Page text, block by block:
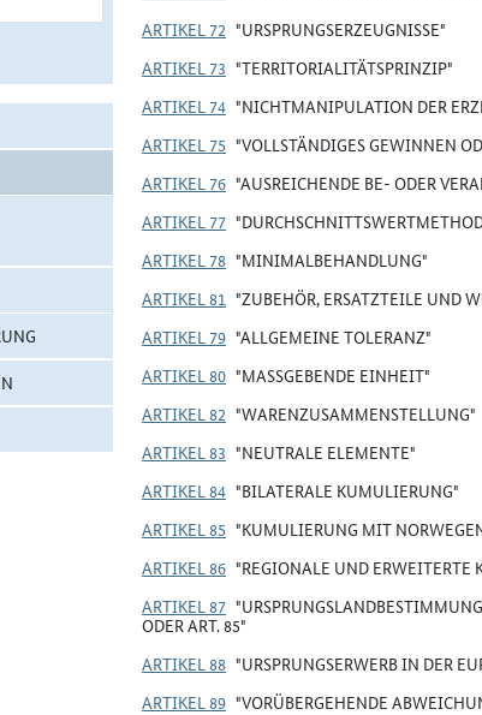
ARTIKEL 72 "URSPRUNGSERZEUGNISSE"
ARTIKEL 73 "TERRITORIALITÄTSPRINZIP"
ARTIKEL 74 "NICHTMANIPULATION DER
ARTIKEL 75 "VOLLSTÄNDIGES GEWINNEN
ARTIKEL 76 "AUSREICHENDE BE- ODER
ARTIKEL 77
ARTIKEL 78 "MINIMALBEHANDLUNG"
ARTIKEL 81 "ZUBEHÖR, ERSATZTEILE UND
ARTIKEL 79 "ALLGEMEINE TOLERANZ"
ARTIKEL 80 "MASSGEBENDE EINHEIT"
ARTIKEL 82 "WARENZUSAMMENSTELLUNG"
ARTIKEL 83 "NEUTRALE ELEMENTE"
ARTIKEL 84 "BILATERALE KUMULIERUNG"
ARTIKEL 85 "KUMULIERUNG MIT
ARTIKEL 86 "REGIONALE UND ERWEITERTE
ARTIKEL 87
ODER ART. 85"
ARTIKEL 88 "URSPRUNGSERWERB IN DER
ARTIKEL 89 "VORÜBERGEHENDE